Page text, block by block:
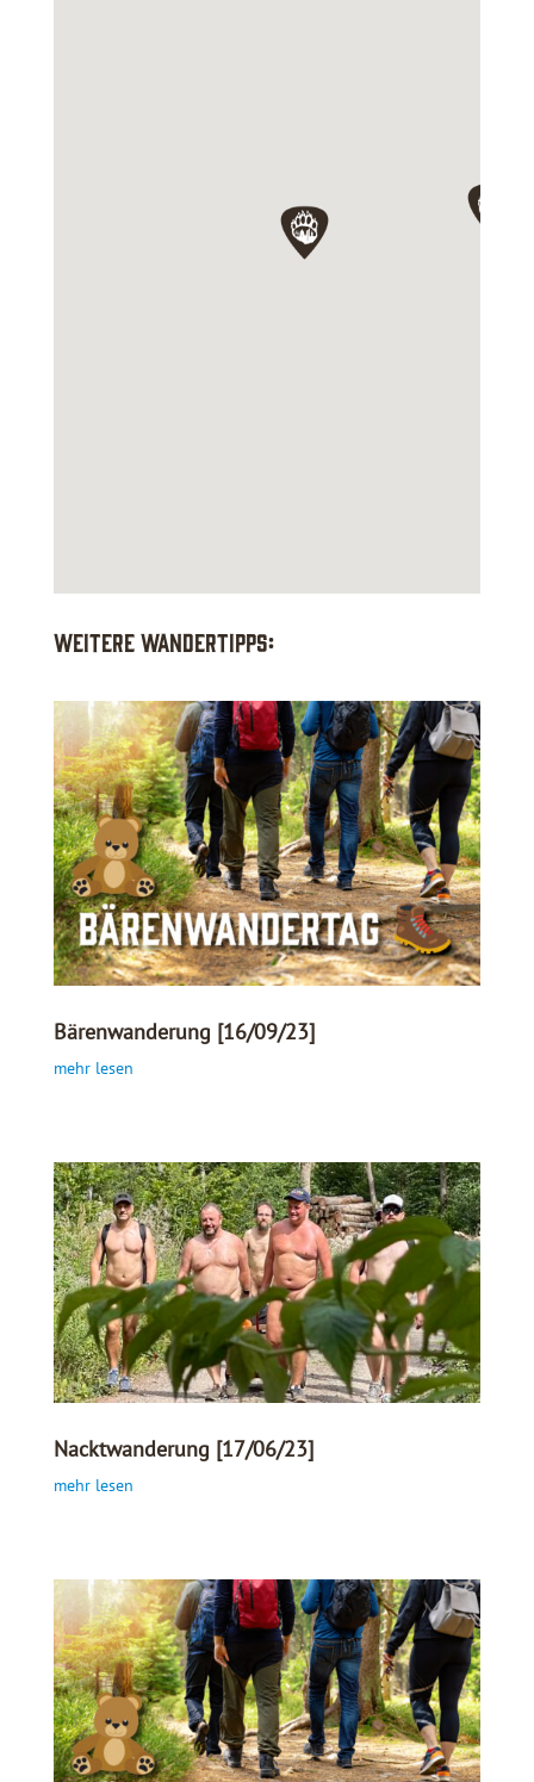
Weitere Wandertipps:
Bärenwanderung [16/09/23]
mehr lesen
Nacktwanderung [17/06/23]
mehr lesen